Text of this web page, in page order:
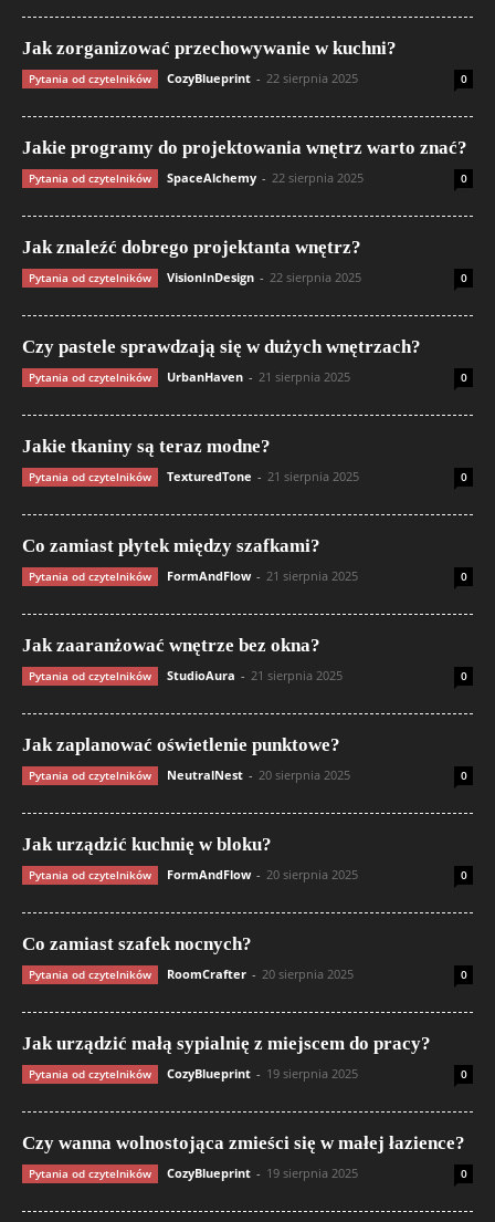
Jak zorganizować przechowywanie w kuchni?
Pytania od czytelników CozyBlueprint - 22 sierpnia 2025 0
Jakie programy do projektowania wnętrz warto znać?
Pytania od czytelników SpaceAlchemy - 22 sierpnia 2025 0
Jak znaleźć dobrego projektanta wnętrz?
Pytania od czytelników VisionInDesign - 22 sierpnia 2025 0
Czy pastele sprawdzają się w dużych wnętrzach?
Pytania od czytelników UrbanHaven - 21 sierpnia 2025 0
Jakie tkaniny są teraz modne?
Pytania od czytelników TexturedTone - 21 sierpnia 2025 0
Co zamiast płytek między szafkami?
Pytania od czytelników FormAndFlow - 21 sierpnia 2025 0
Jak zaaranżować wnętrze bez okna?
Pytania od czytelników StudioAura - 21 sierpnia 2025 0
Jak zaplanować oświetlenie punktowe?
Pytania od czytelników NeutralNest - 20 sierpnia 2025 0
Jak urządzić kuchnię w bloku?
Pytania od czytelników FormAndFlow - 20 sierpnia 2025 0
Co zamiast szafek nocnych?
Pytania od czytelników RoomCrafter - 20 sierpnia 2025 0
Jak urządzić małą sypialnię z miejscem do pracy?
Pytania od czytelników CozyBlueprint - 19 sierpnia 2025 0
Czy wanna wolnostojąca zmieści się w małej łazience?
Pytania od czytelników CozyBlueprint - 19 sierpnia 2025 0